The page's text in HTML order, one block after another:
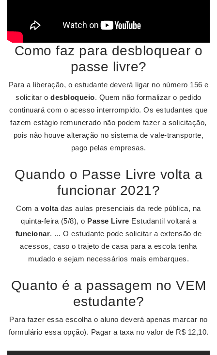
Como faz para desbloquear o
passe livre?
Para a liberação, o estudante deverá ligar no número 156 e
solicitar odesbloqueio. Quem não formalizar o pedido
continuará com o acesso interrompido. Os estudantes que
fazem estágio remunerado não podem fazer a solicitação,
pois não houve alteração no sistema de vale-transporte,
pago pelas empresas.
Quando o Passe Livre volta a
funcionar 2021?
Com avoltadas aulas presenciais da rede pública, na
quinta-feira (5/8), o Passe Livre Estudantil voltará a
funcionar. ... O estudante pode solicitar a extensão de
acessos, caso o trajeto de casa para a escola tenha
mudado e sejam necessários mais embarques.
Quanto é a passagem no VEM
estudante?
Para fazer essa escolha o aluno deverá apenas marcar no
formulário essa opção). Pagar a taxa no valor de R$ 12,10.